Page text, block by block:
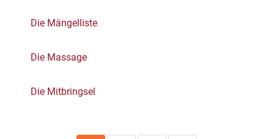
Die Mängelliste
Die Massage
Die Mitbringsel